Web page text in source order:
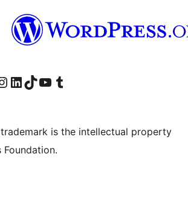
जानुहोस्
इन्स्टाग्राम खातामा जानुहोस्
हाम्रो लिङ्क्डइन खातामा जानुहोस्
हाम्रो TikTok खाता भ्रमण गर्नुहोस्
हाम्रो युट्युब च्यानलमा जानुहोस्
हाम्रो टम्बलर खाता भ्रमण गर्नुहोस्
is the intellectual property
Foundation.